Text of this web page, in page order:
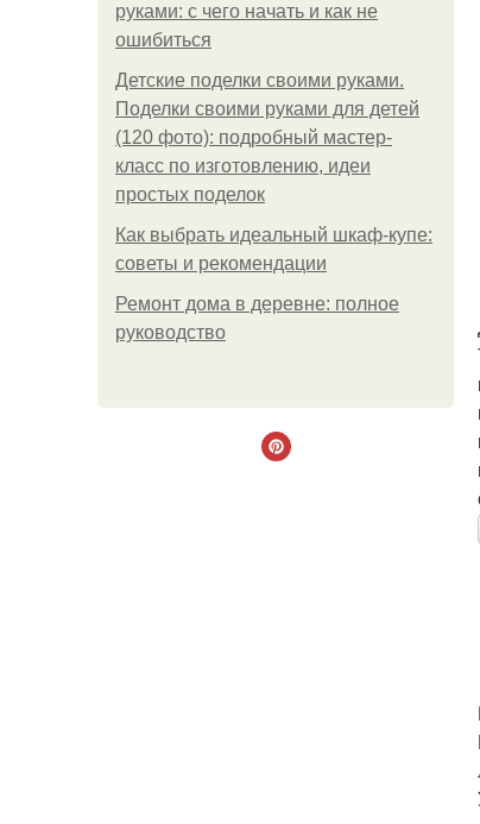
руками: с чего начать и как не
ошибиться
Детские поделки своими руками.
Поделки своими руками для детей
(120 фото): подробный мастер-
класс по изготовлению, идеи
простых поделок
Как выбрать идеальный шкаф-купе:
советы и рекомендации
Ремонт дома в деревне: полное
руководство